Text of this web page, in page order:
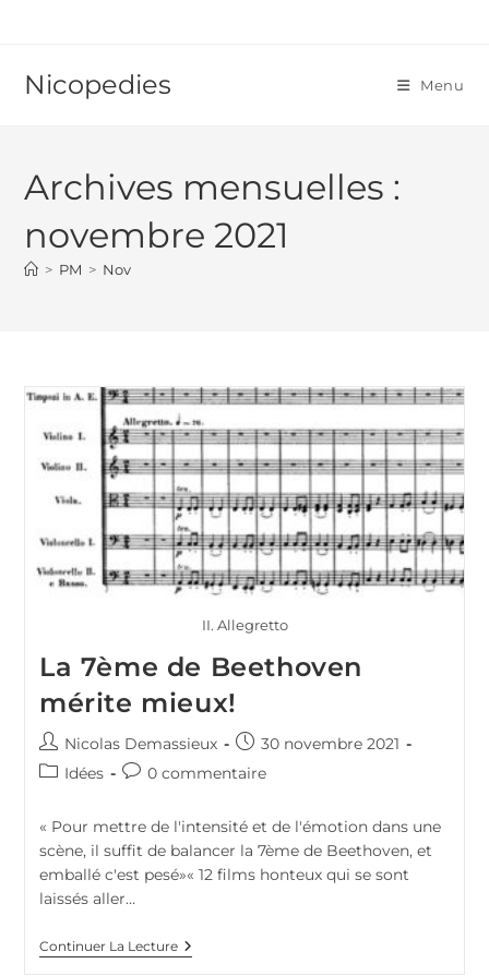
Nicopedies Menu
Archives mensuelles :
novembre 2021
> PM > Nov
II. Allegretto
La 7ème de Beethoven
mérite mieux!
Auteur/autrice
de
Nicolas Demassieux
Publication
publiée :
30 novembre 2021
PostIdées
Commentaires
publication :
0 commentaire
« Pour mettre de l'intensité et de l'émotion dans une
scène, il suffit de balancer la 7ème de Beethoven, et
emballé c'est pesé»« 12 films honteux qui se sont
laissés aller…
Continuer La LectureLa
7ème